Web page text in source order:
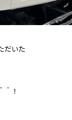
だいた
＾！